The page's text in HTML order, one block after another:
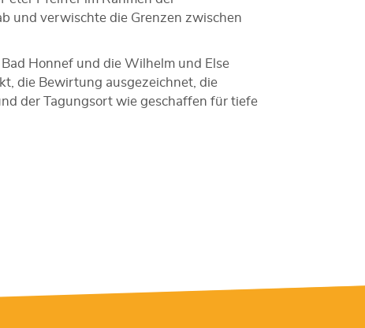
und verwischte die Grenzen zwischen
Honnef und die Wilhelm und Else
die Bewirtung ausgezeichnet, die
der Tagungsort wie geschaffen für tiefe